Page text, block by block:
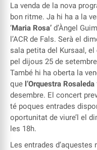
La venda de la nova
bon ritme. Ja hi ha a la
‘Maria Rosa’ d’Àngel
l’ACR de Fals. Serà el
sala petita del Kursaal,
pel dijous 25 de
També hi ha oberta la
que l’Orquestra Rosaleda
desembre. El concert
té poques entrades
oportunitat de viure’l el
les 18h.
Les entrades